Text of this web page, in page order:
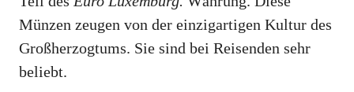
Münzen zeugen von der einzigartigen Kultur des
Großherzogtums. Sie sind bei Reisenden sehr
beliebt.